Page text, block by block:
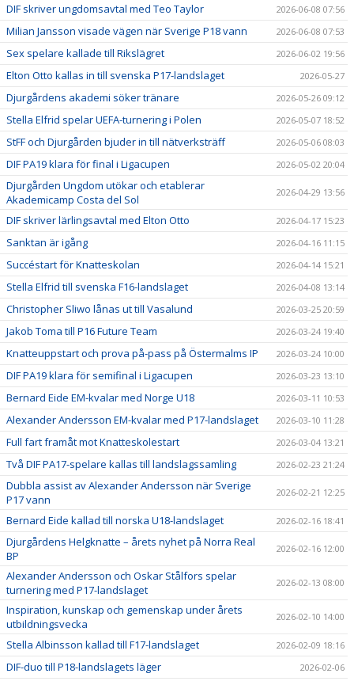
DIF skriver ungdomsavtal med Teo Taylor 2026-06-08 07:56
Milian Jansson visade vägen när Sverige P18 vann 2026-06-08 07:53
Sex spelare kallade till Rikslägret 2026-06-02 19:56
Elton Otto kallas in till svenska P17-landslaget 2026-05-27
Djurgårdens akademi söker tränare 2026-05-26 09:12
Stella Elfrid spelar UEFA-turnering i Polen 2026-05-07 18:52
StFF och Djurgården bjuder in till nätverksträff 2026-05-06 08:03
DIF PA19 klara för final i Ligacupen 2026-05-02 20:04
Djurgården Ungdom utökar och etablerar
Akademicamp Costa del Sol
2026-04-29 13:56
DIF skriver lärlingsavtal med Elton Otto 2026-04-17 15:23
Sanktan är igång 2026-04-16 11:15
Succéstart för Knatteskolan 2026-04-14 15:21
Stella Elfrid till svenska F16-landslaget 2026-04-08 13:14
Christopher Sliwo lånas ut till Vasalund 2026-03-25 20:59
Jakob Toma till P16 Future Team 2026-03-24 19:40
Knatteuppstart och prova på-pass på Östermalms IP 2026-03-24 10:00
DIF PA19 klara för semifinal i Ligacupen 2026-03-23 13:10
Bernard Eide EM-kvalar med Norge U18 2026-03-11 10:53
Alexander Andersson EM-kvalar med P17-landslaget 2026-03-10 11:28
Full fart framåt mot Knatteskolestart 2026-03-04 13:21
Två DIF PA17-spelare kallas till landslagssamling 2026-02-23 21:24
Dubbla assist av Alexander Andersson när Sverige
P17 vann
2026-02-21 12:25
Bernard Eide kallad till norska U18-landslaget 2026-02-16 18:41
Djurgårdens Helgknatte – årets nyhet på Norra Real
BP
2026-02-16 12:00
Alexander Andersson och Oskar Stålfors spelar
turnering med P17-landslaget
2026-02-13 08:00
Inspiration, kunskap och gemenskap under årets
utbildningsvecka
2026-02-10 14:00
Stella Albinsson kallad till F17-landslaget 2026-02-09 18:16
DIF-duo till P18-landslagets läger 2026-02-06